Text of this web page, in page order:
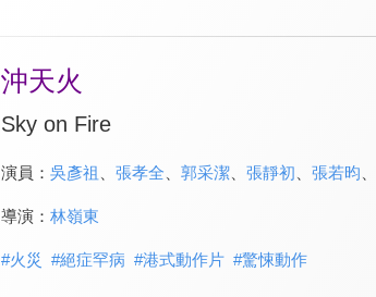
沖天火
Sky on Fire
演員： 吳彥祖 張孝全 郭采潔、 張靜初 張若昀
導演： 林嶺東
#火災 #絕症罕病 #港式動作片 #驚悚動作